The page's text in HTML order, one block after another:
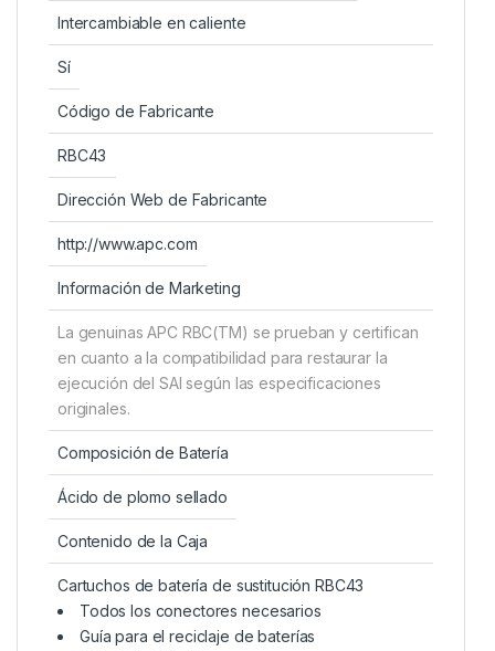
Intercambiable en caliente
Sí
Código de Fabricante
RBC43
Dirección Web de Fabricante
http://www.apc.com
Información de Marketing
La genuinas APC RBC(TM) se prueban y certifican
en cuanto a la compatibilidad para restaurar la
ejecución del SAI según las especificaciones
originales.
Composición de Batería
Ácido de plomo sellado
Contenido de la Caja
Cartuchos de batería de sustitución RBC43
Todos los conectores necesarios
Guía para el reciclaje de baterías